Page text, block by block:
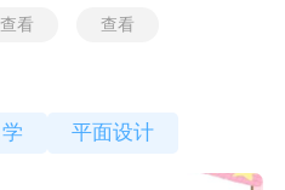
查看 查看
平面设计